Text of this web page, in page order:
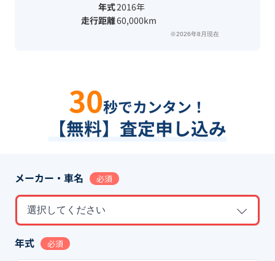
年式2016年
走行距離60,000km
※2026年8月現在
30秒でカンタン！
【無料】査定申し込み
メーカー・車名 必須
選択してください
年式 必須